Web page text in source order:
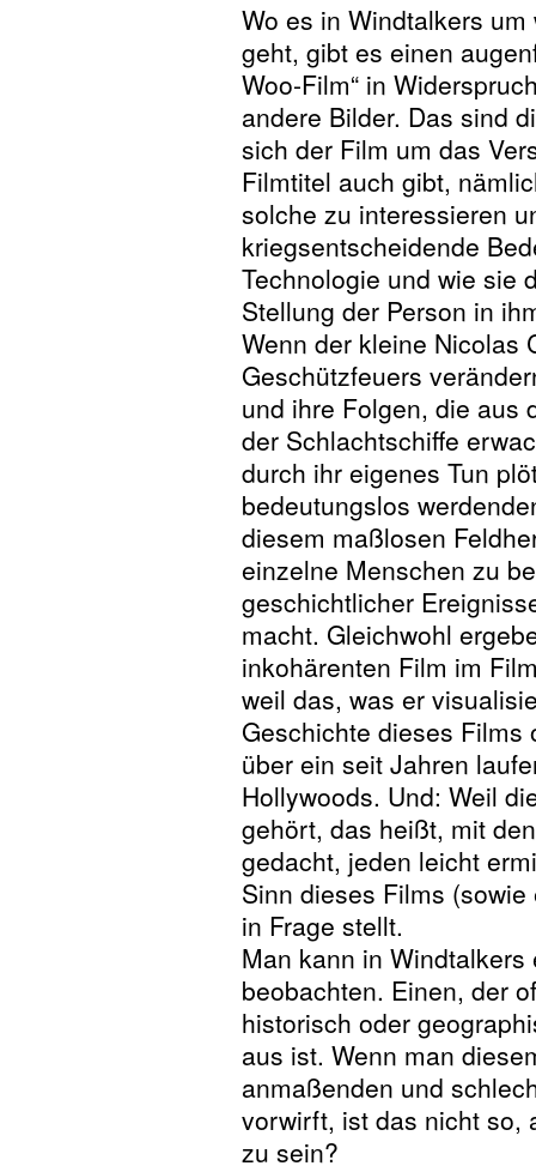
Wo es in Windtalkers
geht, gibt es einen
Woo-Film“ in
andere Bilder. Das sind
sich der Film um das
Filmtitel auch gibt,
solche zu interessieren
kriegsentscheidende
Technologie und wie sie
Stellung der Person in
Wenn der kleine Nicolas
Geschützfeuers
und ihre Folgen, die aus
der Schlachtschiffe
durch ihr eigenes Tun
bedeutungslos
diesem maßlosen
einzelne Menschen zu
geschichtlicher
macht. Gleichwohl
inkohärenten Film im
weil das, was er
Geschichte dieses Films
über ein seit Jahren
Hollywoods. Und: Weil
gehört, das heißt, mit
gedacht, jeden leicht
Sinn dieses Films
in Frage stellt.
Man kann in
beobachten. Einen, der
historisch oder
aus ist. Wenn man
anmaßenden und
vorwirft, ist das nicht so,
zu sein?